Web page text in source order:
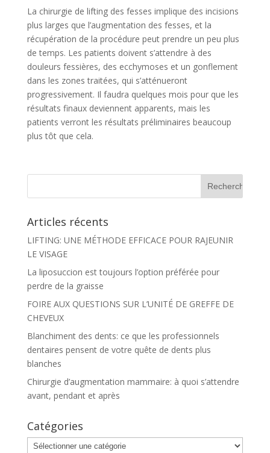
La chirurgie de lifting des fesses implique des incisions
plus larges que l’augmentation des fesses, et la
récupération de la procédure peut prendre un peu plus
de temps. Les patients doivent s’attendre à des
douleurs fessières, des ecchymoses et un gonflement
dans les zones traitées, qui s’atténueront
progressivement. Il faudra quelques mois pour que les
résultats finaux deviennent apparents, mais les
patients verront les résultats préliminaires beaucoup
plus tôt que cela.
Articles récents
LIFTING: UNE MÉTHODE EFFICACE POUR RAJEUNIR
LE VISAGE
La liposuccion est toujours l’option préférée pour
perdre de la graisse
FOIRE AUX QUESTIONS SUR L’UNITÉ DE GREFFE DE
CHEVEUX
Blanchiment des dents: ce que les professionnels
dentaires pensent de votre quête de dents plus
blanches
Chirurgie d’augmentation mammaire: à quoi s’attendre
avant, pendant et après
Catégories
Catégories